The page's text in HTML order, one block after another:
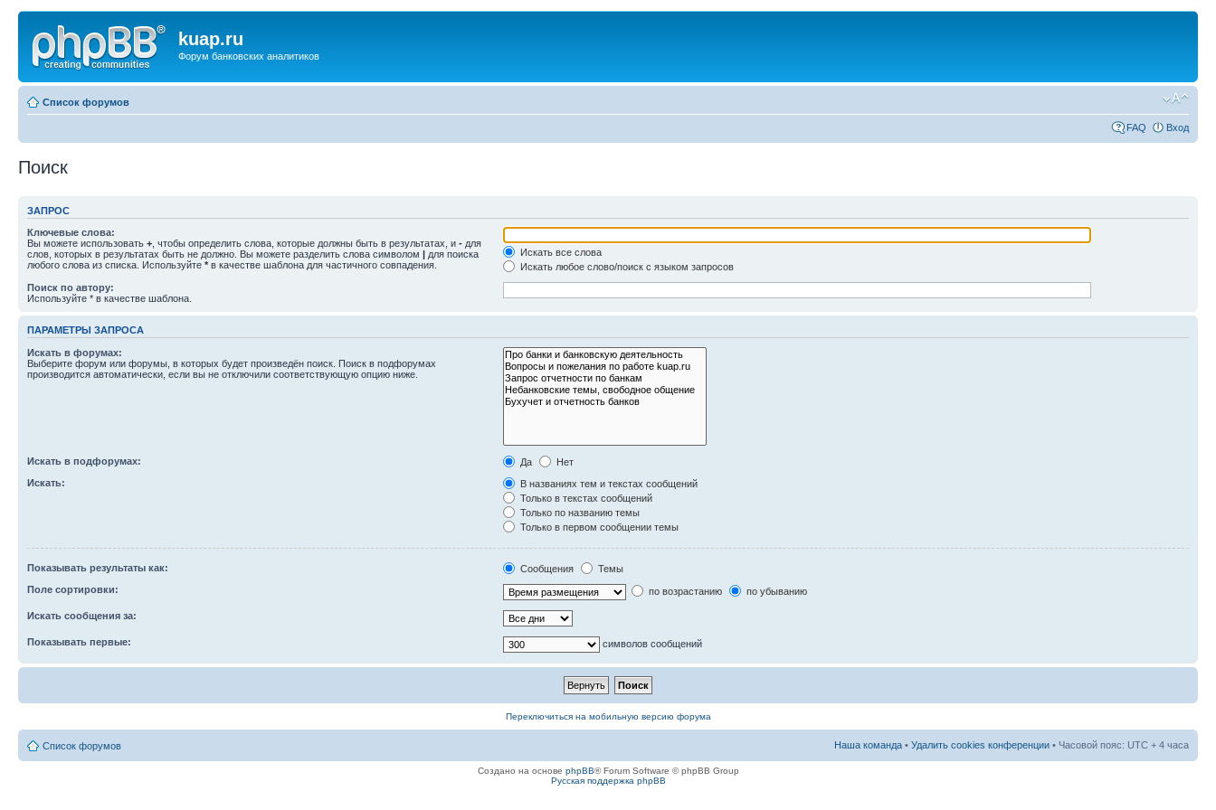
kuap.ru
Форум банковских аналитиков
Список форумов
FAQ Вход
Поиск
ЗАПРОС
Ключевые слова:
Вы можете использовать + , чтобы определить слова, которые должны быть в результатах, и - для
слов, которых в результатах быть не должно. Вы можете разделить слова символом | для поиска
любого слова из списка. Используйте * в качестве шаблона для частичного совпадения.
Искать все слова
Искать любое слово/поиск с языком запросов
Поиск по автору:
Используйте * в качестве шаблона.
ПАРАМЕТРЫ ЗАПРОСА
Искать в форумах:
Выберите форум или форумы, в которых будет произведён поиск. Поиск в подфорумах
производится автоматически, если вы не отключили соответствующую опцию ниже.
Искать в подфорумах: Да
Нет
Искать:
В названиях тем и текстах сообщений
Только в текстах сообщений
Только по названию темы
Только в первом сообщении темы
Показывать результаты как: Сообщения
Темы
Поле сортировки:
по возрастанию по убыванию
Искать сообщения за:
Показывать первые: символов сообщений
Переключиться на мобильную версию форума
Список форумов Наша команда • Удалить cookies конференции • Часовой пояс: UTC + 4 часа
Создано на основе phpBB® Forum Software © phpBB Group
Русская поддержка phpBB